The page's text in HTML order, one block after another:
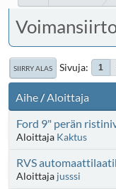
SIIRRY ALAS Sivuja 1
Aihe/Aloittaja
Ford 9" perän
Aloittaja Kaktus
RVS
Aloittaja jusssi